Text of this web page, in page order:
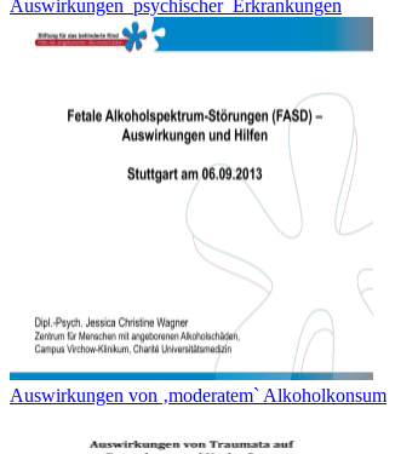
Auswirkungen_psychischer_Erkrankungen
Auswirkungen von ‚moderatem` Alkoholkonsum